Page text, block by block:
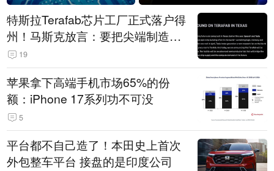
特斯拉Terafab芯片工厂正式落户得
州！马斯克放言：要把尖端制造带
回美国
19
苹果拿下高端手机市场65%的份
额：iPhone 17系列功不可没
5
平台都不自己造了！本田史上首次
外包整车平台 接盘的是印度公司